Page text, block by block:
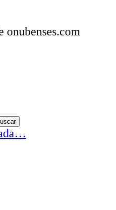
onubenses.com